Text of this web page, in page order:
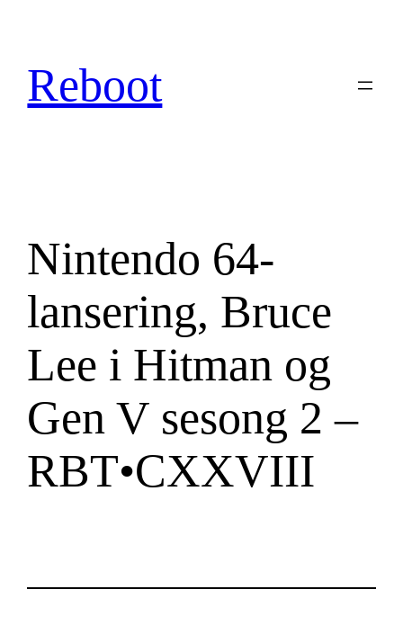
innhold
Reboot
Nintendo 64-
lansering, Bruce
Lee i Hitman og
Gen V sesong 2 –
RBT•CXXVIII